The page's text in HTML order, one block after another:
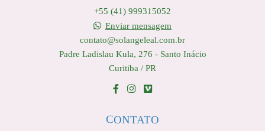
+55 (41) 999315052
Enviar mensagem
contato@solangeleal.com.br
Padre Ladislau Kula, 276 - Santo Inácio
Curitiba / PR
CONTATO